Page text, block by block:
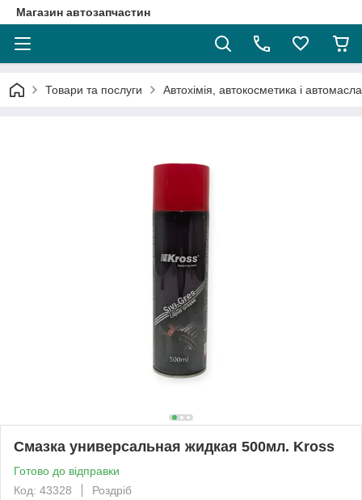
Магазин автозапчастин
Товари та послуги Автохімія, автокосметика і
Смазка универсальная жидкая 500мл. Kross
Готово до відправки
Код: 43328
Роздріб